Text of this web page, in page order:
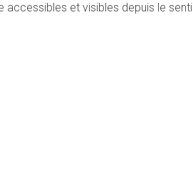
et visibles depuis le